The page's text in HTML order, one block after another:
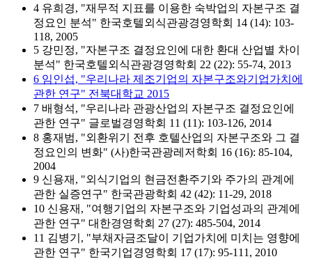
4 유희경, "재무적 지표를 이용한 숙박업의 자본구조 결
정요인 분석" 한국호텔외식관광경영학회 14 (14): 103-
118, 2005
5 강민정, "자본구조 결정요인에 대한 환대 산업별 차이
분석" 한국호텔외식관광경영학회 22 (22): 55-74, 2013
6 임인섭, "우리나라 제조기업의 자본구조와기업가치에
관한 연구" 전북대학교 2015
7 배형석, "우리나라 관광산업의 자본구조 결정요인에
관한 연구" 글로벌경영학회 11 (11): 103-126, 2014
8 홍재범, "외환위기 전후 호텔산업의 자본구조와 그 결
정요인의 변화" (사)한국관광레저학회 16 (16): 85-104,
2004
9 신용재, "외식기업의 현금전환주기와 주가의 관계에
관한 실증연구" 한국관광학회 42 (42): 11-29, 2018
10 신용재, "여행기업의 자본구조와 기업성과의 관계에
관한 연구" 대한경영학회 27 (27): 485-504, 2014
11 김병기, "부채자금조달이 기업가치에 미치는 영향에
관한 연구" 한국기업경영학회 17 (17): 95-111, 2010